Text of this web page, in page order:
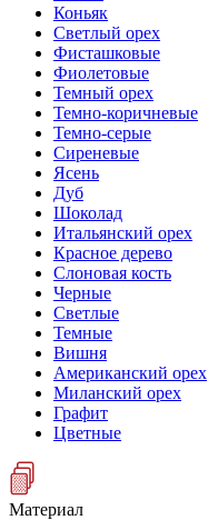
Коньяк
Светлый орех
Фисташковые
Фиолетовые
Темный орех
Темно-коричневые
Темно-серые
Сиреневые
Ясень
Дуб
Шоколад
Итальянский орех
Красное дерево
Слоновая кость
Черные
Светлые
Темные
Вишня
Американский орех
Миланский орех
Графит
Цветные
Материал